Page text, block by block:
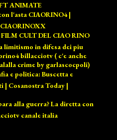
ANIMATE
l'asta CIAORINO4 |
CULT DEL CIAO RINO
limitismo in difesa dei piu
billacciotv ( c'e anche
crime by garlascocpoli)
e politica: Buscetta e
| Cosanostra Today |
alla guerra? La diretta con
canale italia